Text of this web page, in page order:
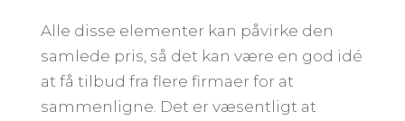
Alle disse elementer kan påvirke den
samlede pris, så det kan være en god idé
at få tilbud fra flere firmaer for at
sammenligne. Det er væsentligt at